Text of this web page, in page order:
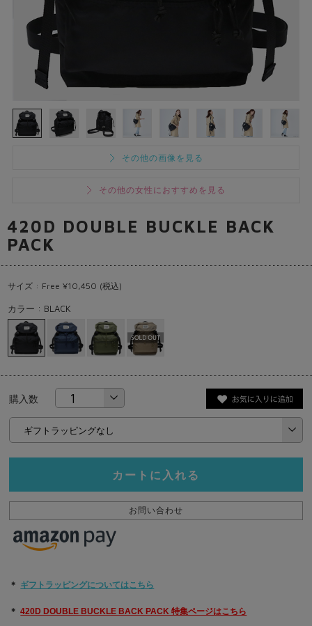
その他の画像を見る
その他の女性におすすめを見る
420D DOUBLE BUCKLE BACK
PACK
サイズ : Free ¥10,450 (税込)
カラー : BLACK
購入数
カートに入れる
お問い合わせ
＊ ギフトラッピングについてはこちら
＊ 420D DOUBLE BUCKLE BACK PACK 特集ページはこちら